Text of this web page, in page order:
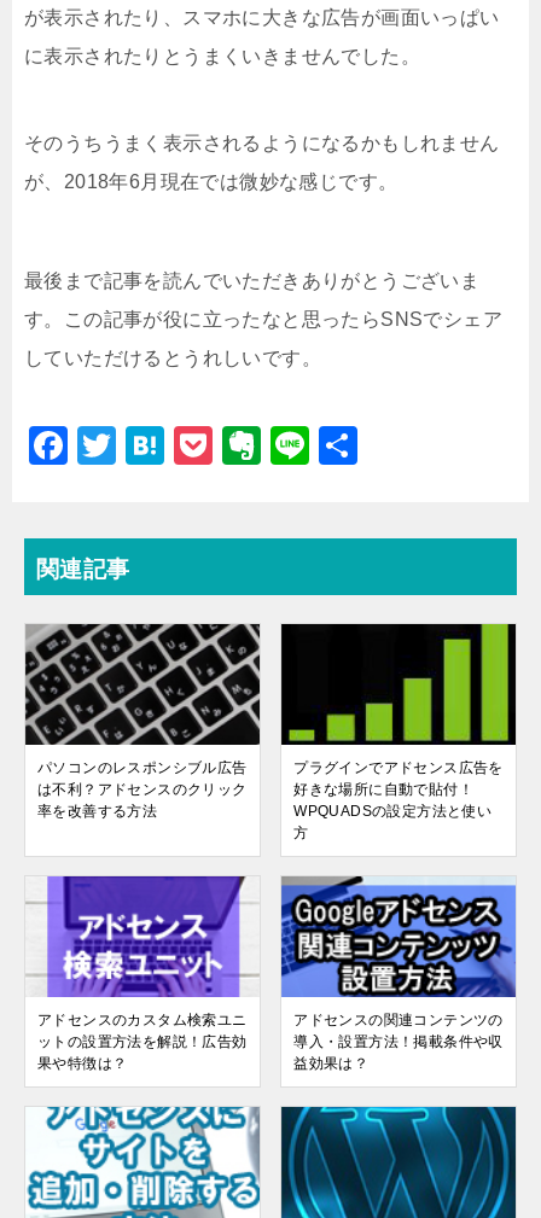
が表示されたり、スマホに大きな広告が画面いっぱい
に表示されたりとうまくいきませんでした。
そのうちうまく表示されるようになるかもしれません
が、2018年6月現在では微妙な感じです。
最後まで記事を読んでいただきありがとうございま
す。この記事が役に立ったなと思ったらSNSでシェア
していただけるとうれしいです。
F
e
b
o
o
k
T
er
H
a
P
et
E
ot
e
Li
関連記事
パソコンのレスポンシブル広告
は不利？アドセンスのクリック
率を改善する方法
プラグインでアドセンス広告を
好きな場所に自動で貼付！
WPQUADSの設定方法と使い
方
アドセンスのカスタム検索ユニ
ットの設置方法を解説！広告効
果や特徴は？
アドセンスの関連コンテンツの
導入・設置方法！掲載条件や収
益効果は？